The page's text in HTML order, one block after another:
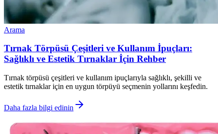
Arama
Tırnak Törpüsü Çeşitleri ve Kullanım İpuçları:
Sağlıklı ve Estetik Tırnaklar İçin Rehber
Tırnak törpüsü çeşitleri ve kullanım ipuçlarıyla sağlıklı, şekilli ve
estetik tırnaklar için en uygun törpüyü seçmenin yollarını keşfedin.
Daha fazla bilgi edinin